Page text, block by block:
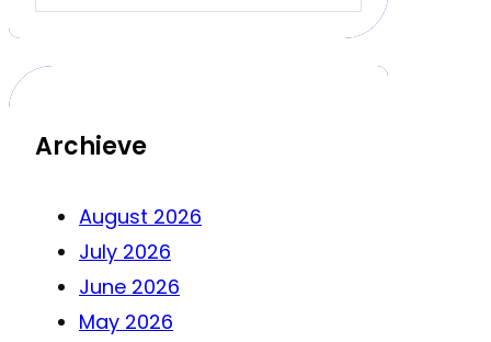
Archieve
August 2026
July 2026
June 2026
May 2026